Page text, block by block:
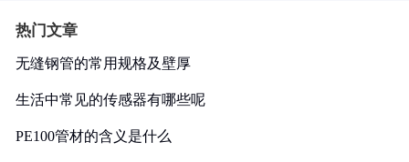
热门文章
无缝钢管的常用规格及壁厚
生活中常见的传感器有哪些呢
PE100管材的含义是什么